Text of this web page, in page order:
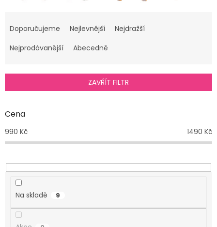
a
e
í
r
d
k
t
Doporučujeme Nejlevnější
Nejdražší
Nejprodávanější
Abecedně
ZAVŘÍT FILTR
Cena
990 Kč 1490 Kč
Na skladě 9